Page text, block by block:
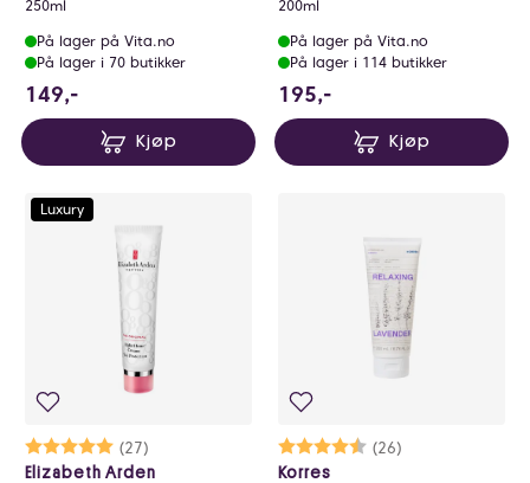
250ml
På lager på Vita.no
På lager i 70 butikker
149,-
Kjøp
200ml
På lager på Vita.no
På lager i 114 butikker
195,-
Kjøp
Luxury
Karakter:
(27)
5.0 av 5 mulige
Elizabeth Arden
Karakter:
(26)
4.8 av 5 mulige
Korres